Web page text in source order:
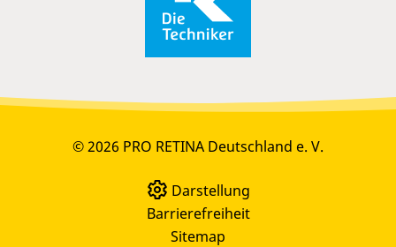
© 2026 PRO RETINA Deutschland e. V.
Darstellung
Barrierefreiheit
Sitemap